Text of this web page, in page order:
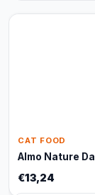
CAT FOOD
Almo Nature
€13,24